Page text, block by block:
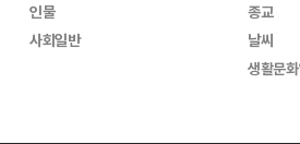
인물
사회일반
종교
날씨
생활문